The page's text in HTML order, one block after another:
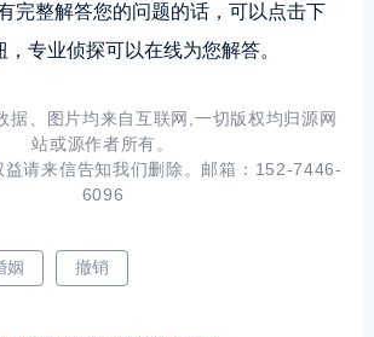
完整解答您的问题的话，可以点击下
，专业侦探可以在线为您解答。
据、图片均来自互联网,一切版权均归源网
站或源作者所有。
益请来信告知我们删除。邮箱：152-7446-
6096
姻 撤销